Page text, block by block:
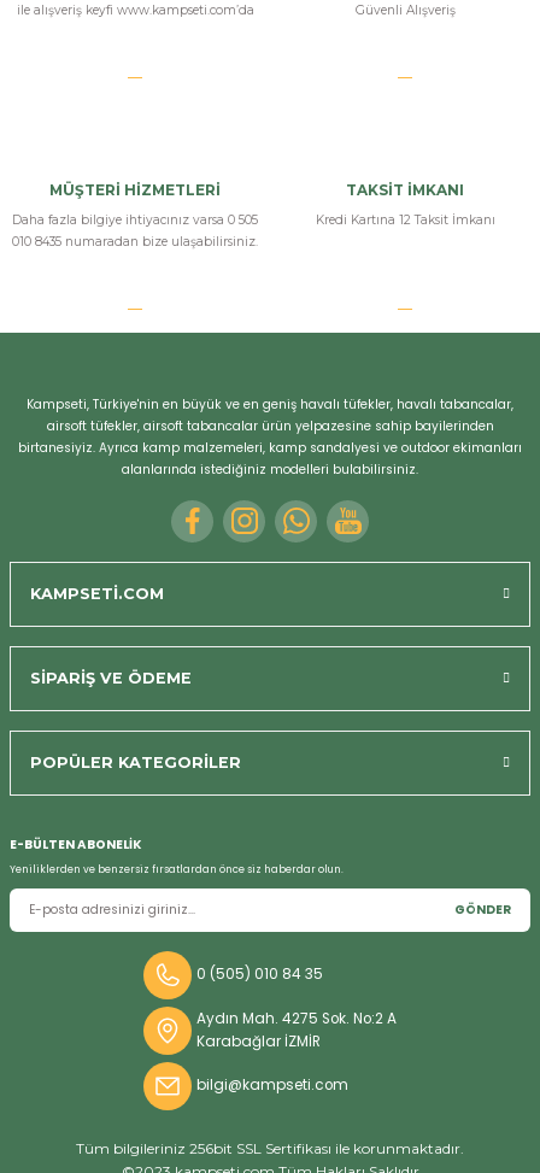
ile alışveriş keyfi www.kampseti.com’da
Güvenli Alışveriş
MÜŞTERİ HİZMETLERİ
Daha fazla bilgiye ihtiyacınız varsa 0 505
010 8435 numaradan bize ulaşabilirsiniz.
TAKSİT İMKANI
Kredi Kartına 12 Taksit İmkanı
Kampseti, Türkiye'nin en büyük ve en geniş havalı tüfekler, havalı tabancalar,
airsoft tüfekler, airsoft tabancalar ürün yelpazesine sahip bayilerinden
birtanesiyiz. Ayrıca kamp malzemeleri, kamp sandalyesi ve outdoor ekimanları
alanlarında istediğiniz modelleri bulabilirsiniz.
KAMPSETİ.COM
SİPARİŞ VE ÖDEME
POPÜLER KATEGORİLER
E-BÜLTEN ABONELİK
Yeniliklerden ve benzersiz fırsatlardan önce siz haberdar olun.
GÖNDER
0 (505) 010 84 35
Aydın Mah. 4275 Sok. No:2 A
Karabağlar İZMİR
bilgi@kampseti.com
Tüm bilgileriniz 256bit SSL Sertifikası ile korunmaktadır.